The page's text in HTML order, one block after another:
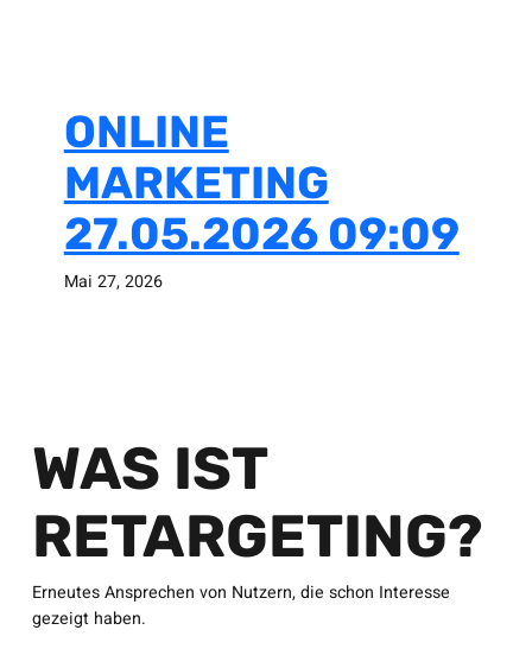
ONLINE
MARKETING
27.05.2026 09:09
Mai 27, 2026
WAS IST
RETARGETING?
Erneutes Ansprechen von Nutzern, die schon Interesse
gezeigt haben.